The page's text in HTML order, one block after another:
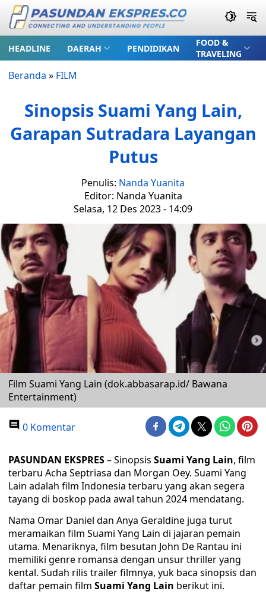
HEADLINE DAERAH PENDIDIKAN
FOOD &
TRAVELING
Beranda » FILM
Sinopsis Suami Yang Lain,
Garapan Sutradara Layangan
Putus
Penulis: Nanda Yuanita
Editor: Nanda Yuanita
Selasa, 12 Des 2023 - 14:09
Film Suami Yang Lain (dok.abbasarap.id/ Bawana
Entertainment)
0 Komentar
PASUNDAN EKSPRES– Sinopsis Suami Yang Lain, film
terbaru Acha Septriasa dan Morgan Oey. Suami Yang
Lain adalah film Indonesia terbaru yang akan segera
tayang di boskop pada awal tahun 2024 mendatang.
Nama Omar Daniel dan Anya Geraldine juga turut
meramaikan film Suami Yang Lain di jajaran pemain
utama. Menariknya, film besutan John De Rantau ini
memiliki genre romansa dengan unsur thriller yang
kental. Sudah rilis trailer filmnya, yuk baca sinopsis dan
daftar pemain film Suami Yang Lain berikut ini.